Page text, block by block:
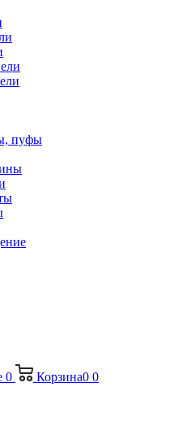
пуфы
0 Корзина0 0